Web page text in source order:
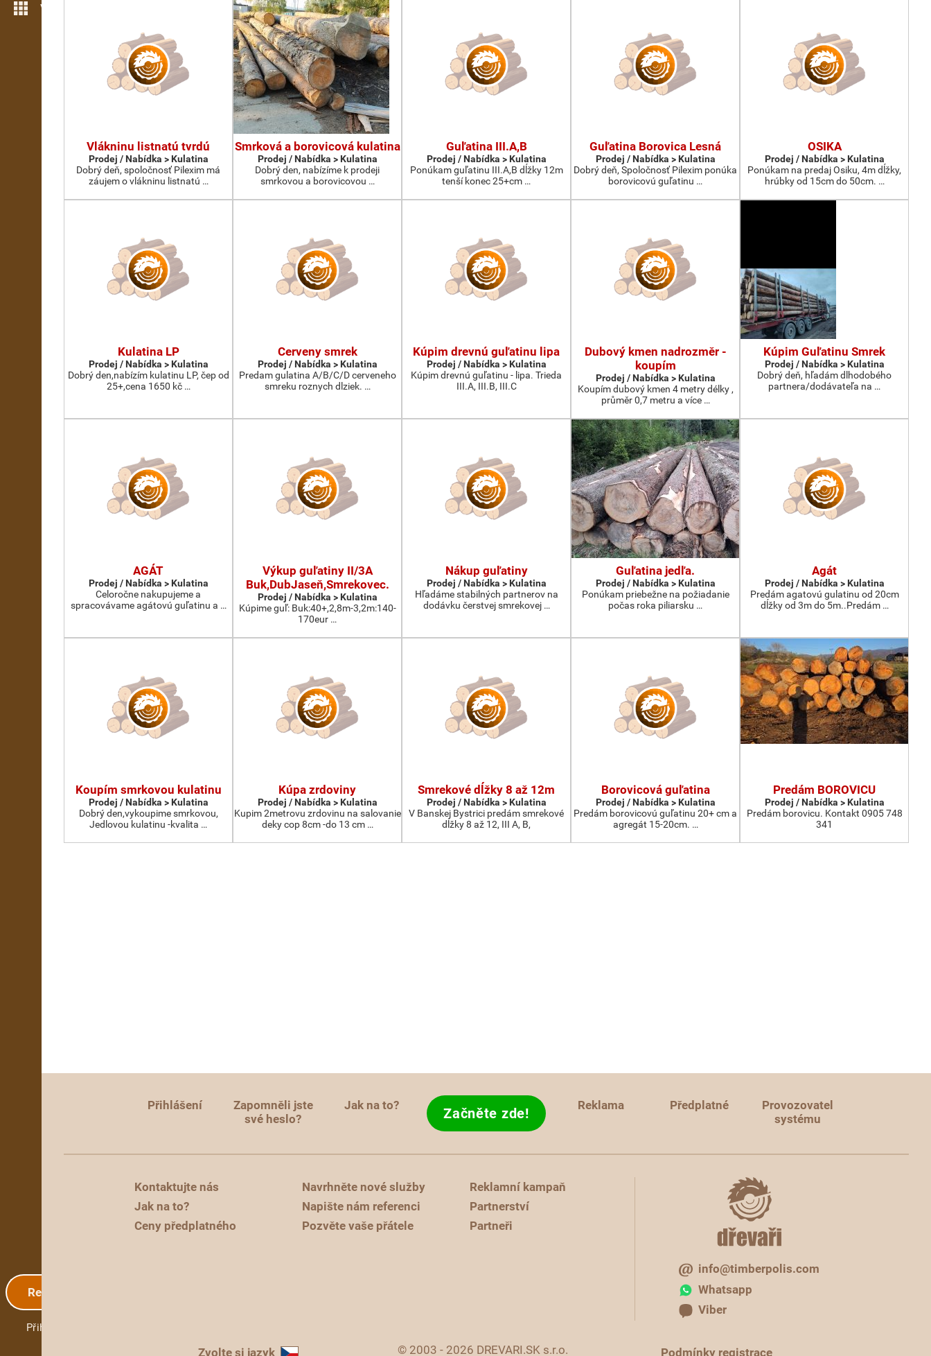
Více možností
Registrace
Přihlášení
Vlákninu listnatú tvrdú
Prodej / Nabídka > Kulatina
Dobrý deň, spoločnosť Pilexim má
záujem o vlákninu listnatú …
Smrková a borovicová kulatina
Prodej / Nabídka > Kulatina
Dobrý den, nabízíme k prodeji
smrkovou a borovicovou …
Guľatina III.A,B
Prodej / Nabídka > Kulatina
Ponúkam guľatinu III.A,B dĺžky 12m
tenší konec 25+cm …
Guľatina Borovica Lesná
Prodej / Nabídka > Kulatina
Dobrý deň, Spoločnosť Pilexim ponúka
borovicovú guľatinu …
OSIKA
Prodej / Nabídka > Kulatina
Ponúkam na predaj Osiku, 4m dĺžky,
hrúbky od 15cm do 50cm. …
Kulatina LP
Prodej / Nabídka > Kulatina
Dobrý den,nabízím kulatinu LP, čep od
25+,cena 1650 kč …
Cerveny smrek
Prodej / Nabídka > Kulatina
Predam gulatina A/B/C/D cerveneho
smreku roznych dlziek. …
Kúpim drevnú guľatinu lipa
Prodej / Nabídka > Kulatina
Kúpim drevnú guľatinu - lipa. Trieda
III.A, III.B, III.C
Dubový kmen nadrozměr -
koupím
Prodej / Nabídka > Kulatina
Koupím dubový kmen 4 metry délky ,
průměr 0,7 metru a více …
Kúpim Guľatinu Smrek
Prodej / Nabídka > Kulatina
Dobrý deň, hľadám dlhodobého
partnera/dodávateľa na …
AGÁT
Prodej / Nabídka > Kulatina
Celoročne nakupujeme a
spracovávame agátovú guľatinu a …
Výkup guľatiny II/3A
Buk,DubJaseň,Smrekovec.
Prodej / Nabídka > Kulatina
Kúpime guľ: Buk:40+,2,8m-3,2m:140-
170eur …
Nákup guľatiny
Prodej / Nabídka > Kulatina
Hľadáme stabilných partnerov na
dodávku čerstvej smrekovej …
Guľatina jedľa.
Prodej / Nabídka > Kulatina
Ponúkam priebežne na požiadanie
počas roka piliarsku …
Agát
Prodej / Nabídka > Kulatina
Predám agatovú gulatinu od 20cm
dĺžky od 3m do 5m..Predám …
Koupím smrkovou kulatinu
Prodej / Nabídka > Kulatina
Dobrý den,vykoupime smrkovou,
Jedlovou kulatinu -kvalita …
Kúpa zrdoviny
Prodej / Nabídka > Kulatina
Kupim 2metrovu zrdovinu na salovanie
deky cop 8cm -do 13 cm …
Smrekové dĺžky 8 až 12m
Prodej / Nabídka > Kulatina
V Banskej Bystrici predám smrekové
dĺžky 8 až 12, III A, B,
Borovicová guľatina
Prodej / Nabídka > Kulatina
Predám borovicovú guľatinu 20+ cm a
agregát 15-20cm. …
Predám BOROVICU
Prodej / Nabídka > Kulatina
Predám borovicu. Kontakt 0905 748
341
Přihlášení
Zapomněli jste
své heslo?
Jak na to? Začněte zde! Reklama Předplatné
Provozovatel
systému
Kontaktujte nás
Jak na to?
Ceny předplatného
Navrhněte nové služby
Napište nám referenci
Pozvěte vaše přátele
Reklamní kampaň
Partnerství
Partneři
info@timberpolis.com
Whatsapp
Viber
Zvolte si jazyk © 2003 - 2026 DREVARI.SK s.r.o. Podmínky registrace